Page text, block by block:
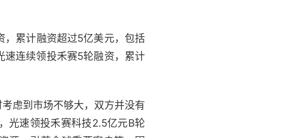
，累计融资超过5亿美元，包括
速连续领投禾赛5轮融资，累计
虑到市场不够大，双方并没有
光速领投禾赛科技2.5亿元B轮